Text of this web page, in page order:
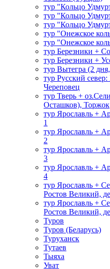
тур "Кольцо
тур "Кольцо
тур "Кольцо
тур "Онежское
тур "Онежское
тур Березники +
тур Березники +
тур Вытегра (2
тур Русский север:
Череповец
тур Тверь +
Осташков), Торжок
тур Ярославль +
1
тур Ярославль +
2
тур Ярославль +
3
тур Ярославль +
4
тур Ярославль +
Ростов Великий,
тур Ярославль +
Ростов Великий,
Туров
Туров (Беларусь)
Туруханск
Тутаев
Тыяха
Уват